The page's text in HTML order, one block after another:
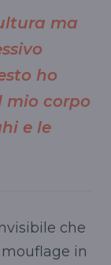
ma
ho
mio corpo
e le
che
in